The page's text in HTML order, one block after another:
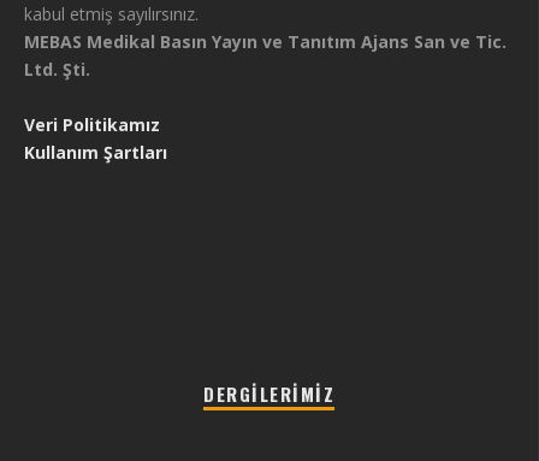
kabul etmiş sayılırsınız.
MEBAS Medikal Basın Yayın ve Tanıtım Ajans San ve Tic.
Ltd. Şti.
Veri Politikamız
Kullanım Şartları
DERGILERIMIZ